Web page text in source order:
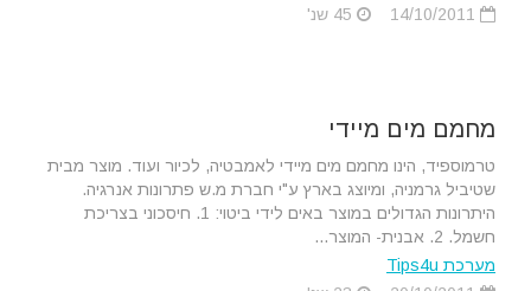
מחמם מים מיידי
טרמוספיד, הינו מחמם מים מיידי לאמבטיה, לכיור ועוד. מוצר מבית
שטיביל גרמניה, ומיוצג בארץ ע"י חברת מ.ש פתרונות אנרגיה.
היתרונות הגדולים במוצר באים לידי ביטוי: 1. חיסכוני בצריכת
חשמל. 2. אבנית- המוצר...
מערכת Tips4u